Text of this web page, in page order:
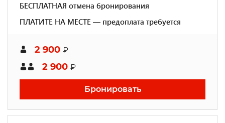
БЕСПЛАТНАЯ отмена бронирования
ПЛАТИТЕ НА МЕСТЕ — предоплата требуется
2 900 ₽
2 900 ₽
Бронировать